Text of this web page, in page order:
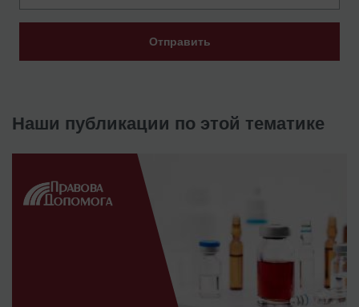
Отправить
Наши публикации по этой тематике